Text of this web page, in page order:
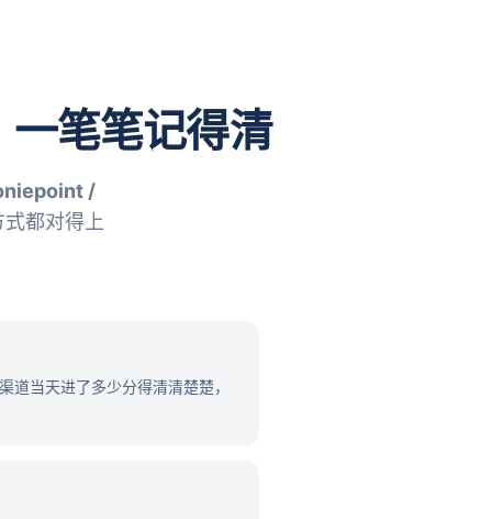
笔笔记得清
/
都对得上
当天进了多少分得清清楚楚，